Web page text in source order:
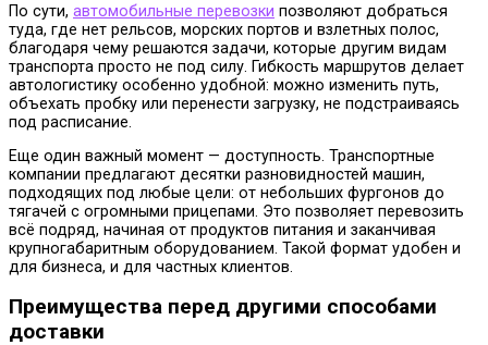
По сути, автомобильные перевозки позволяют добраться
туда, где нет рельсов, морских портов и взлетных полос,
благодаря чему решаются задачи, которые другим видам
транспорта просто не под силу. Гибкость маршрутов делает
автологистику особенно удобной: можно изменить путь,
объехать пробку или перенести загрузку, не подстраиваясь
под расписание.
Еще один важный момент — доступность. Транспортные
компании предлагают десятки разновидностей машин,
подходящих под любые цели: от небольших фургонов до
тягачей с огромными прицепами. Это позволяет перевозить
всё подряд, начиная от продуктов питания и заканчивая
крупногабаритным оборудованием. Такой формат удобен и
для бизнеса, и для частных клиентов.
Преимущества перед другими способами
доставки